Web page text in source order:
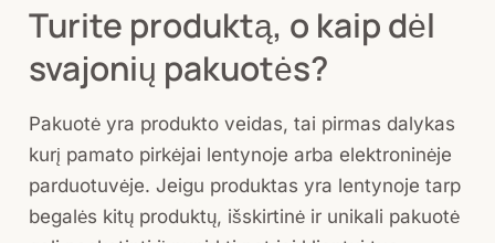
Turite produktą, o kaip dėl
svajonių pakuotės?
Pakuotė yra produkto veidas, tai pirmas dalykas
kurį pamato pirkėjai lentynoje arba elektroninėje
parduotuvėje. Jeigu produktas yra lentynoje tarp
begalės kitų produktų, išskirtinė ir unikali pakuotė